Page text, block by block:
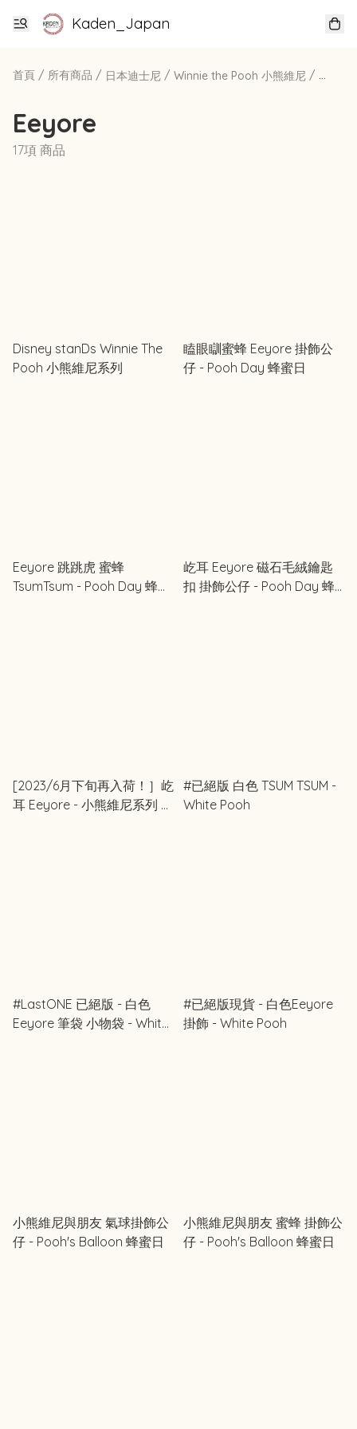
Kaden_Japan
首頁 / 所有商品 / 日本迪士尼 / Winnie the Pooh 小熊維尼 /
Eeyore
17項 商品
Disney stanDs Winnie The
Pooh 小熊維尼系列
瞌眼瞓蜜蜂 Eeyore 掛飾公
仔 - Pooh Day 蜂蜜日
Eeyore 跳跳虎 蜜蜂
TsumTsum - Pooh Day 蜂蜜
屹耳 Eeyore 磁石毛絨鑰匙
扣 掛飾公仔 - Pooh Day 蜂
[2023/6月下旬再入荷！］屹
耳 Eeyore - 小熊維尼系列 う
#已絕版 白色 TSUM TSUM -
White Pooh
#LastONE 已絕版 - 白色
Eeyore 筆袋 小物袋 - White
#已絕版現貨 - 白色Eeyore
掛飾 - White Pooh
小熊維尼與朋友 氣球掛飾公
仔 - Pooh's Balloon 蜂蜜日
小熊維尼與朋友 蜜蜂 掛飾公
仔 - Pooh's Balloon 蜂蜜日